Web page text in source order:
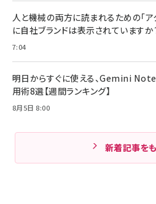
人と機械の両方に読まれるための「ア
に自社ブランドは表示されていますか
7:04
明日からすぐに使える、Gemini
用術8選【週間ランキング】
8月5日 8:00
新着記事を